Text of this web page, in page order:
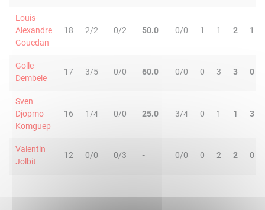
Louis-
Alexandre
Gouedan
18 2/2 0/2 50.0 0/0 1 1 2 1
Golle
Dembele
17 3/5 0/0 60.0 0/0 0 3 3 0
Sven
Djopmo
Komguep
16 1/4 0/0 25.0 3/4 0 1 1 3
Valentin
Jolbit
12 0/0 0/3 - 0/0 0 2 2 0